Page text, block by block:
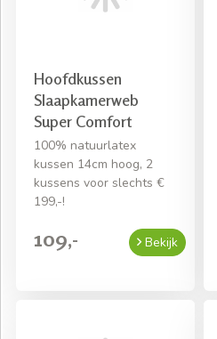
Hoofdkussen
Slaapkamerweb
Super Comfort
100% natuurlatex
kussen 14cm hoog, 2
kussens voor slechts €
199,-!
109,- Bekijk